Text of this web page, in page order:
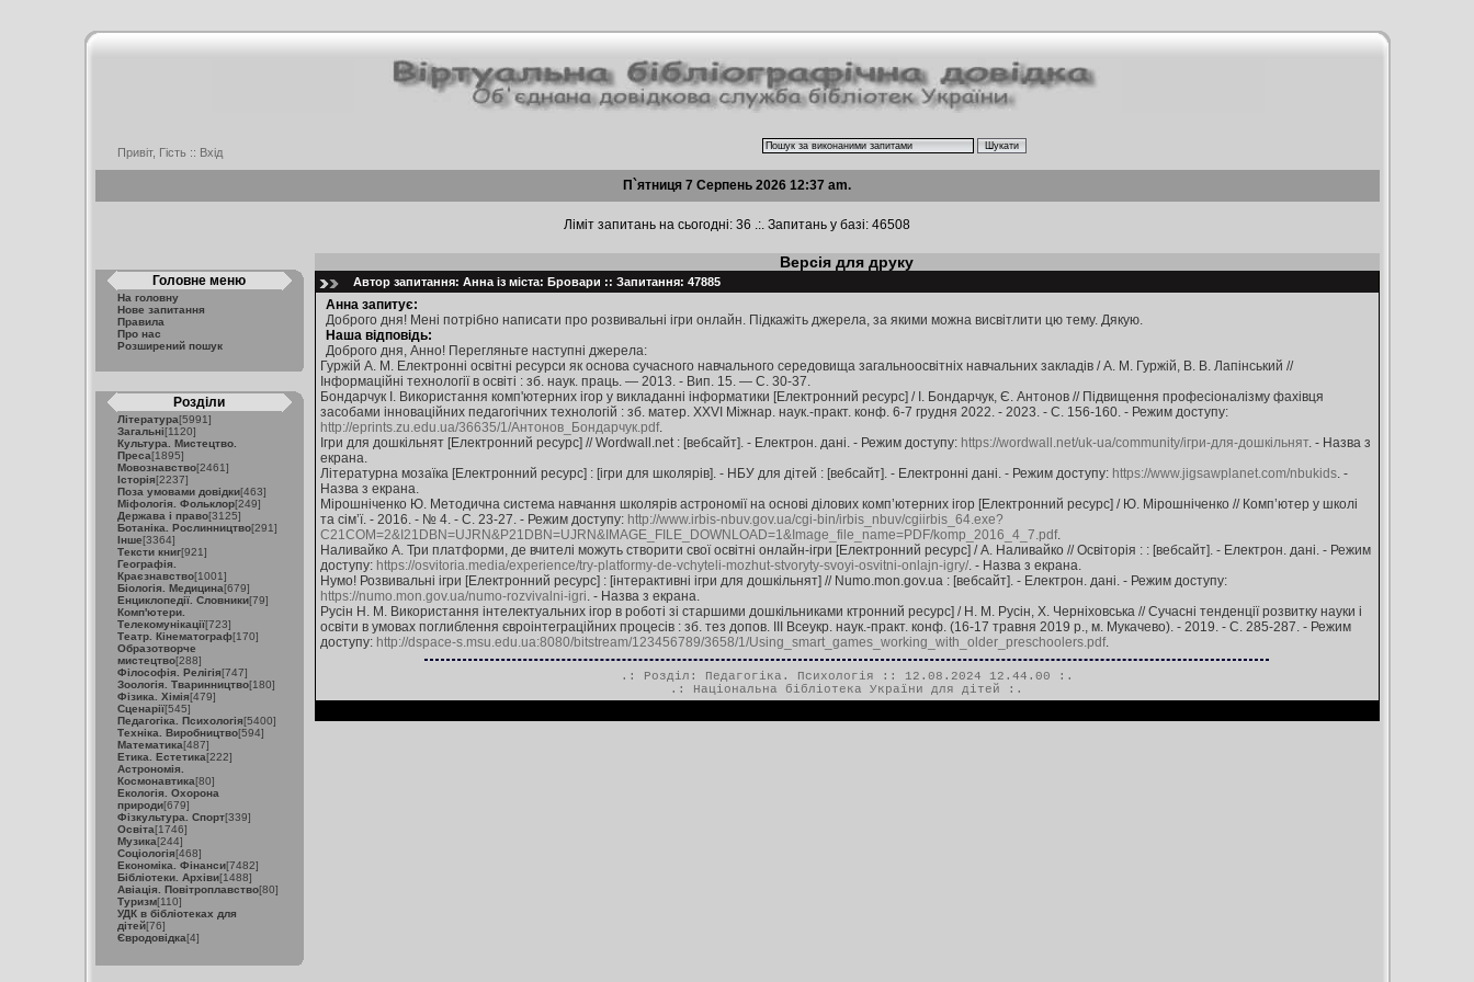
Привіт, Гість :: Вхід
П`ятниця 7 Серпень 2026 12:37 am.
Ліміт запитань на сьогодні: 36 .:. Запитань у базі: 46508
Головне меню
На головну
Нове запитання
Правила
Про нас
Розширений пошук
Розділи
Література[5991]
Загальні[1120]
Культура. Мистецтво.
Преса[1895]
Мовознавство[2461]
Історія[2237]
Поза умовами довідки[463]
Міфологія. Фольклор[249]
Держава і право[3125]
Ботаніка. Рослинництво[291]
Інше[3364]
Тексти книг[921]
Географія.
Краєзнавство[1001]
Біологія. Медицина[679]
Енциклопедії. Словники[79]
Комп'ютери.
Телекомунікації[723]
Театр. Кінематограф[170]
Образотворче
мистецтво[288]
Філософія. Релігія[747]
Зоологія. Тваринництво[180]
Фізика. Хімія[479]
Сценарії[545]
Педагогіка. Психологія[5400]
Техніка. Виробництво[594]
Математика[487]
Етика. Естетика[222]
Астрономія.
Космонавтика[80]
Екологія. Охорона
природи[679]
Фізкультура. Спорт[339]
Освіта[1746]
Музика[244]
Соціологія[468]
Економіка. Фінанси[7482]
Бібліотеки. Архіви[1488]
Авіація. Повітроплавство[80]
Туризм[110]
УДК в бібліотеках для
дітей[76]
Євродовідка[4]
Версія для друку
Автор запитання: Анна із міста: Бровари :: Запитання: 47885
Анна запитує:
Доброго дня! Мені потрібно написати про розвивальні ігри онлайн. Підкажіть джерела, за якими можна висвітлити цю тему. Дякую.
Наша відповідь:
Доброго дня, Анно! Перегляньте наступні джерела:
Гуржій А. М. Електронні освітні ресурси як основа сучасного навчального середовища загальноосвітніх навчальних закладів / А. М. Гуржій, В. В. Лапінський //
Інформаційні технології в освіті : зб. наук. праць. — 2013. - Вип. 15. — С. 30-37.
Бондарчук І. Використання комп'ютерних ігор у викладанні інформатики [Електронний ресурс] / І. Бондарчук, Є. Антонов // Підвищення професіоналізму фахівця
засобами інноваційних педагогічних технологій : зб. матер. XXVІ Міжнар. наук.-практ. конф. 6-7 грудня 2022. - 2023. - С. 156-160. - Режим доступу:
http://eprints.zu.edu.ua/36635/1/Антонов_Бондарчук.pdf.
Ігри для дошкільнят [Електронний ресурс] // Wordwall.net : [вебсайт]. - Електрон. дані. - Режим доступу: https://wordwall.net/uk-ua/community/ігри-для-дошкільнят. - Назва з
екрана.
Літературна мозаїка [Електронний ресурс] : [ігри для школярів]. - НБУ для дітей : [вебсайт]. - Електронні дані. - Режим доступу: https://www.jigsawplanet.com/nbukids. -
Назва з екрана.
Мірошніченко Ю. Методична система навчання школярів астрономії на основі ділових комп’ютерних ігор [Електронний ресурс] / Ю. Мірошніченко // Комп’ютер у школі
та сім’ї. - 2016. - № 4. - С. 23-27. - Режим доступу: http://www.irbis-nbuv.gov.ua/cgi-bin/irbis_nbuv/cgiirbis_64.exe?
C21COM=2&I21DBN=UJRN&P21DBN=UJRN&IMAGE_FILE_DOWNLOAD=1&Image_file_name=PDF/komp_2016_4_7.pdf.
Наливайко А. Три платформи, де вчителі можуть створити свої освітні онлайн-ігри [Електронний ресурс] / А. Наливайко // Освіторія : : [вебсайт]. - Електрон. дані. - Режим
доступу: https://osvitoria.media/experience/try-platformy-de-vchyteli-mozhut-stvoryty-svoyi-osvitni-onlajn-igry/. - Назва з екрана.
Нумо! Розвивальні ігри [Електронний ресурс] : [інтерактивні ігри для дошкільнят] // Numo.mon.gov.ua : [вебсайт]. - Електрон. дані. - Режим доступу:
https://numo.mon.gov.ua/numo-rozvivalni-igri. - Назва з екрана.
Русін Н. М. Використання інтелектуальних ігор в роботі зі старшими дошкільниками ктронний ресурс] / Н. М. Русін, Х. Черніховська // Сучасні тенденції розвитку науки і
освіти в умовах поглиблення євроінтеграційних процесів : зб. тез допов. ІІІ Всеукр. наук.-практ. конф. (16-17 травня 2019 р., м. Мукачево). - 2019. - С. 285-287. - Режим
доступу: http://dspace-s.msu.edu.ua:8080/bitstream/123456789/3658/1/Using_smart_games_working_with_older_preschoolers.pdf.
.: Розділ: Педагогіка. Психологія :: 12.08.2024 12.44.00 :.
.: Національна бібліотека України для дітей :.